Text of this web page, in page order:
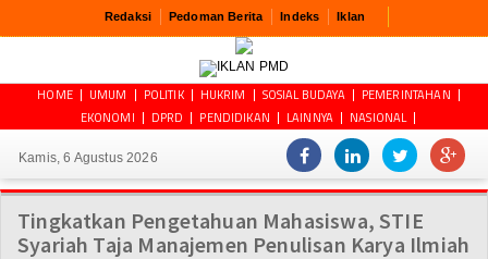
Redaksi Pedoman Berita Indeks Iklan
HOME UMUM POLITIK HUKRIM SOSIAL BUDAYA
PEMERINTAHAN
EKONOMI
DPRD PENDIDIKAN LAINNYA NASIONAL
Kamis, 6 Agustus 2026
Tingkatkan Pengetahuan Mahasiswa, STIE
Syariah Taja Manajemen Penulisan Karya Ilmiah